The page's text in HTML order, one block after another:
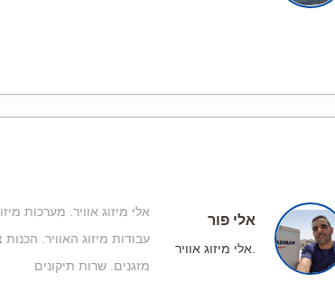
אלי פור
.אלי מיזוג אוויר
אלי מיזוג אוויר. מערכות
עבודות מיזוג האוויר.
מזגנים. שרות תיקונים